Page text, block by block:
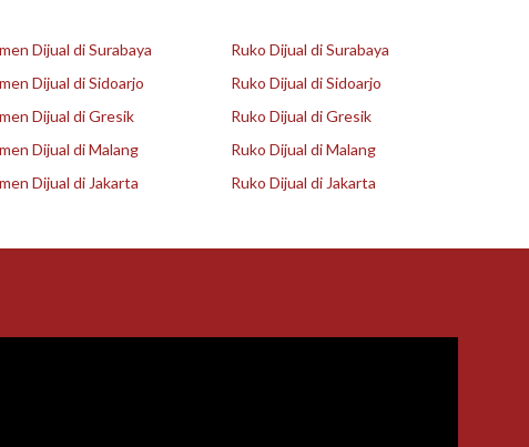
Dijual di Surabaya
Dijual di Sidoarjo
Dijual di Gresik
Dijual di Malang
Dijual di Jakarta
Ruko Dijual di Surabaya
Ruko Dijual di Sidoarjo
Ruko Dijual di Gresik
Ruko Dijual di Malang
Ruko Dijual di Jakarta